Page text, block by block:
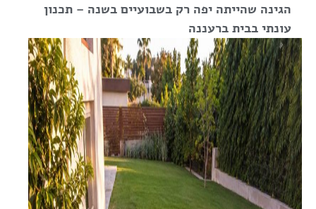
הגינה שהייתה יפה רק בשבועיים בשנה – תכנון
עונתי בבית ברעננה